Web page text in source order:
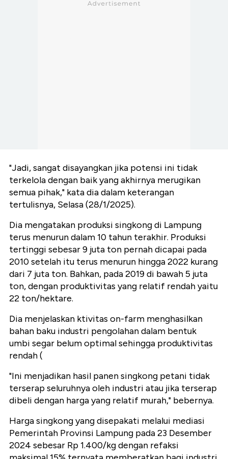
"Jadi, sangat disayangkan jika potensi ini tidak
terkelola dengan baik yang akhirnya merugikan
semua pihak," kata dia dalam keterangan
tertulisnya, Selasa (28/1/2025).
Dia mengatakan produksi singkong di Lampung
terus menurun dalam 10 tahun terakhir. Produksi
tertinggi sebesar 9 juta ton pernah dicapai pada
2010 setelah itu terus menurun hingga 2022 kurang
dari 7 juta ton. Bahkan, pada 2019 di bawah 5 juta
ton, dengan produktivitas yang relatif rendah yaitu
22 ton/hektare.
Dia menjelaskan ktivitas on-farm menghasilkan
bahan baku industri pengolahan dalam bentuk
umbi segar belum optimal sehingga produktivitas
rendah (
"Ini menjadikan hasil panen singkong petani tidak
terserap seluruhnya oleh industri atau jika terserap
dibeli dengan harga yang relatif murah," bebernya.
Harga singkong yang disepakati melalui mediasi
Pemerintah Provinsi Lampung pada 23 Desember
2024 sebesar Rp 1.400/kg dengan refaksi